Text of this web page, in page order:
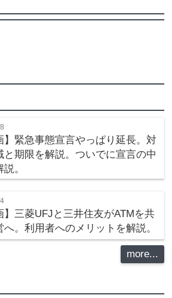
】緊急事態宣言やっぱり延長。対
と期限を解説。ついでに宣言の中
。
】三菱UFJと三井住友がATMを共
へ。利用者へのメリットを解説。
more...